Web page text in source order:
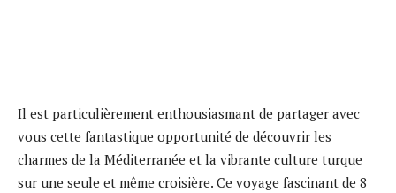
Il est particulièrement enthousiasmant de partager avec
vous cette fantastique opportunité de découvrir les
charmes de la Méditerranée et la vibrante culture turque
sur une seule et même croisière. Ce voyage fascinant de 8